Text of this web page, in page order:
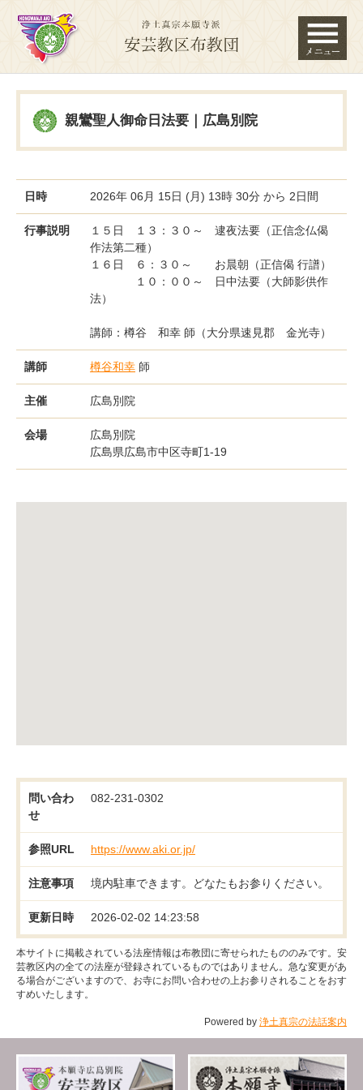
親鸞聖人御命日法要｜広島別院
日時 2026年 06月 15日 (月) 13時 30分 から 2日間
行事説明
１５日 １３：３０～ 逮夜法要（正信念仏偈
作法第二種）
１６日 ６：３０～ お晨朝（正信偈 行譜）
１０：００～ 日中法要（大師影供作
法）
講師：樽谷 和幸 師（大分県速見郡 金光寺）
講師 樽谷和幸 師
主催 広島別院
会場
広島別院
広島県広島市中区寺町1-19
問い合わ
せ
082-231-0302
参照URL https://www.aki.or.jp/
注意事項 境内駐車できます。どなたもお参りください。
更新日時 2026-02-02 14:23:58
本サイトに掲載されている法座情報は布教団に寄せられたもののみです。安
芸教区内の全ての法座が登録されているものではありません。急な変更があ
る場合がございますので、お寺にお問い合わせの上お参りされることをおす
すめいたします。
Powered by 浄土真宗の法話案内